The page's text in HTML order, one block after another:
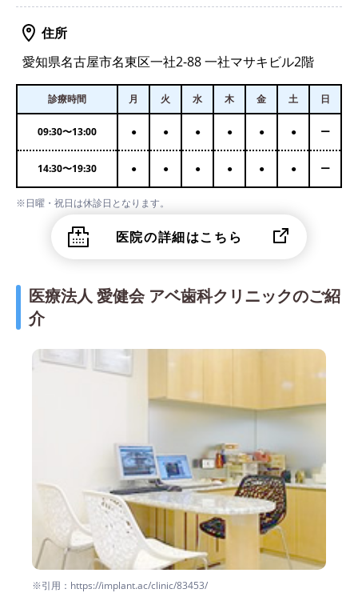
住所
愛知県名古屋市名東区一社2-88 一社マサキビル2階
診療時間 月 火 水 木 金 土 日
09:30〜13:00 ● ● ● ● ● ● ー
14:30〜19:30 ● ● ● ● ● ● ー
※日曜・祝日は休診日となります。
医院の詳細はこちら
医療法人 愛健会 アベ歯科クリニックのご紹
介
※引用：https://implant.ac/clinic/83453/